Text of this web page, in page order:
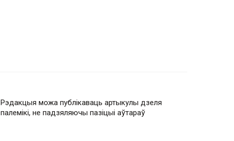
Рэдакцыя можа публікаваць артыкулы дзеля
палемікі, не падзяляючы пазіцыі аўтараў